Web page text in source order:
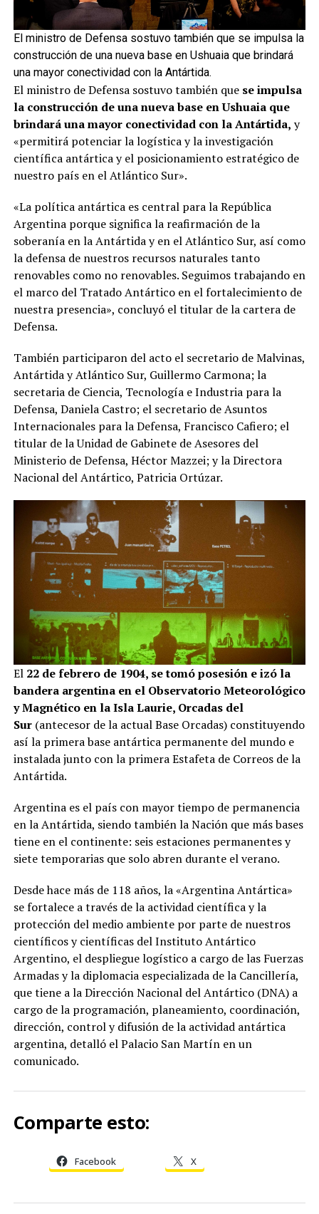
El ministro de Defensa sostuvo también que se impulsa la
construcción de una nueva base en Ushuaia que brindará
una mayor conectividad con la Antártida.
El ministro de Defensa sostuvo también que se impulsa
la construcción de una nueva base en Ushuaia que
brindará una mayor conectividad con la Antártida, y
«permitirá potenciar la logística y la investigación
científica antártica y el posicionamiento estratégico de
nuestro país en el Atlántico Sur».
«La política antártica es central para la República
Argentina porque significa la reafirmación de la
soberanía en la Antártida y en el Atlántico Sur, así como
la defensa de nuestros recursos naturales tanto
renovables como no renovables. Seguimos trabajando en
el marco del Tratado Antártico en el fortalecimiento de
nuestra presencia», concluyó el titular de la cartera de
Defensa.
También participaron del acto el secretario de Malvinas,
Antártida y Atlántico Sur, Guillermo Carmona; la
secretaria de Ciencia, Tecnología e Industria para la
Defensa, Daniela Castro; el secretario de Asuntos
Internacionales para la Defensa, Francisco Cafiero; el
titular de la Unidad de Gabinete de Asesores del
Ministerio de Defensa, Héctor Mazzei; y la Directora
Nacional del Antártico, Patricia Ortúzar.
El 22 de febrero de 1904, se tomó posesión e izó la
bandera argentina en el Observatorio Meteorológico
y Magnético en la Isla Laurie, Orcadas del
Sur(antecesor de la actual Base Orcadas) constituyendo
así la primera base antártica permanente del mundo e
instalada junto con la primera Estafeta de Correos de la
Antártida.
Argentina es el país con mayor tiempo de permanencia
en la Antártida, siendo también la Nación que más bases
tiene en el continente: seis estaciones permanentes y
siete temporarias que solo abren durante el verano.
Desde hace más de 118 años, la «Argentina Antártica»
se fortalece a través de la actividad científica y la
protección del medio ambiente por parte de nuestros
científicos y científicas del Instituto Antártico
Argentino, el despliegue logístico a cargo de las Fuerzas
Armadas y la diplomacia especializada de la Cancillería,
que tiene a la Dirección Nacional del Antártico (DNA) a
cargo de la programación, planeamiento, coordinación,
dirección, control y difusión de la actividad antártica
argentina, detalló el Palacio San Martín en un
comunicado.
Comparte esto:
Facebook X